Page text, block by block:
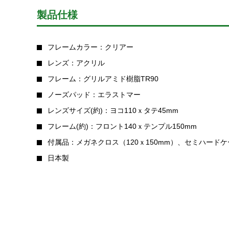
製品仕様
フレームカラー：クリアー
レンズ：アクリル
フレーム：グリルアミド樹脂TR90
ノーズパッド：エラストマー
レンズサイズ(約)：ヨコ110ｘタテ45mm
フレーム(約)：フロント140ｘテンプル150mm
付属品：メガネクロス（120ｘ150mm）、セミハードケ
日本製